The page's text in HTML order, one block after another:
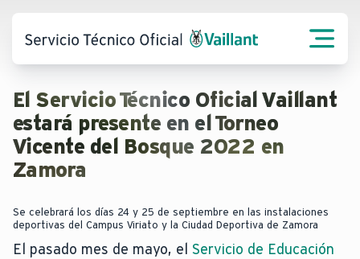
El Servicio Técnico Oficial Vaillant
estará presente en el Torneo
Vicente del Bosque 2022 en
Zamora
Se celebrará los días 24 y 25 de septiembre en las instalaciones
deportivas del Campus Viriato y la Ciudad Deportiva de Zamora
El pasado mes de mayo, el Servicio de Educación